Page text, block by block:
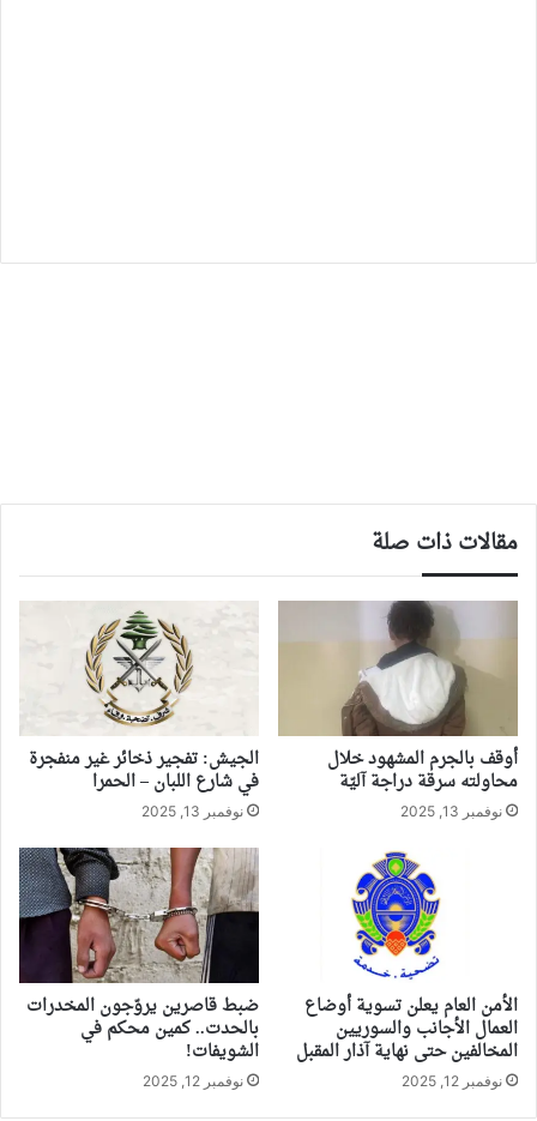
مقالات ذات صلة
أوقف بالجرم المشهود خلال
محاولته سرقة دراجة آليّة
نوفمبر 13, 2025
الجيش: تفجير ذخائر غير منفجرة
في شارع اللبان – الحمرا
نوفمبر 13, 2025
الأمن العام يعلن تسوية أوضاع
العمال الأجانب والسوريين
المخالفين حتى نهاية آذار المقبل
نوفمبر 12, 2025
ضبط قاصرين يروّجون المخدرات
بالحدت.. كمين محكم في
الشويفات!
نوفمبر 12, 2025